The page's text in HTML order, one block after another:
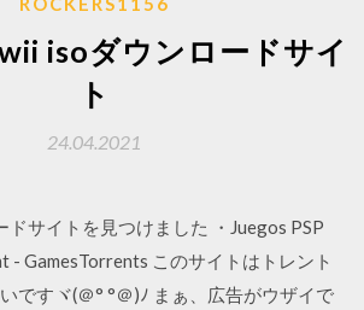
isoダウンロードサイ
ト
24.04.2021
ドサイトを見つけました ・Juegos PSP
GamesTorrents このサイトはトレント
ですヾ(＠° °＠)ﾉ まぁ、広告がウザイで